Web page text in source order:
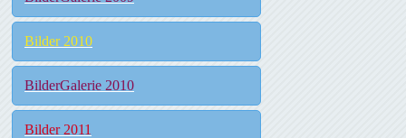
Bilder 2010
BilderGalerie 2010
Bilder 2011